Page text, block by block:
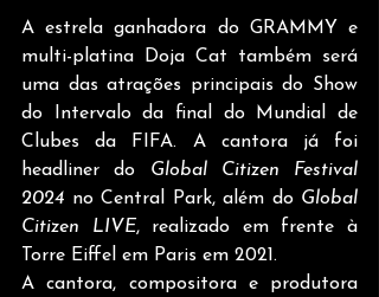
A estrela ganhadora do GRAMMY e
multi-platina Doja Cat também será
uma das atrações principais do Show
do Intervalo da final do Mundial de
Clubes da FIFA. A cantora já foi
headliner do Global Citizen Festival
2024 no Central Park, além do Global
Citizen LIVE, realizado em frente à
Torre Eiffel em Paris em 2021.
A cantora, compositora e produtora